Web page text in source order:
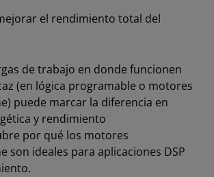
el rendimiento total del
de trabajo en donde funcionen
(en lógica programable o motores
puede marcar la diferencia en
y rendimiento
por qué los motores
son ideales para aplicaciones DSP